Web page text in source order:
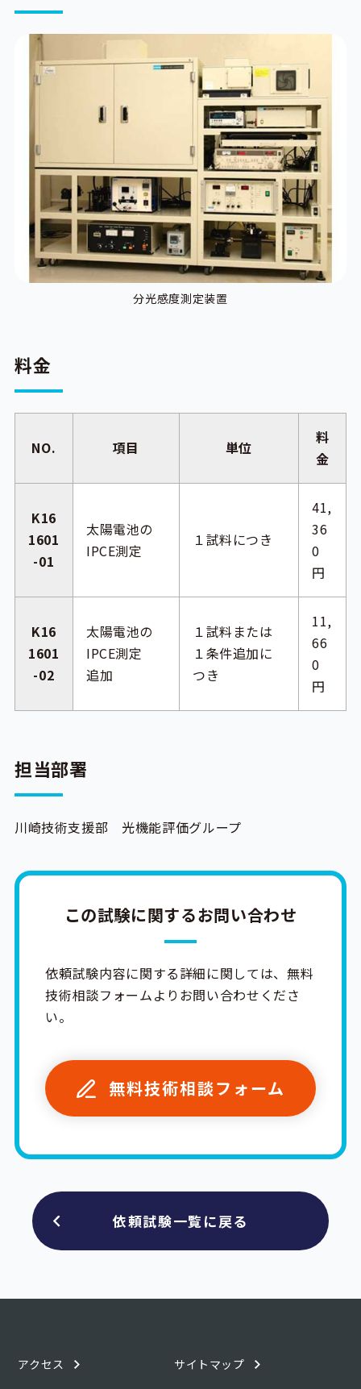
分光感度測定装置
料金
NO. 項目 単位
料
金
K16
1601
-01
太陽電池の
IPCE測定
１試料につき
41,
36
0
円
K16
1601
-02
太陽電池の
IPCE測定
追加
１試料または
１条件追加に
つき
11,
66
0
円
担当部署
川崎技術支援部 光機能評価グループ
この試験に関するお問い合わせ
依頼試験内容に関する詳細に関しては、無料
技術相談フォームよりお問い合わせくださ
い。
無料技術相談フォーム
依頼試験一覧に戻る
アクセス
サイトマップ